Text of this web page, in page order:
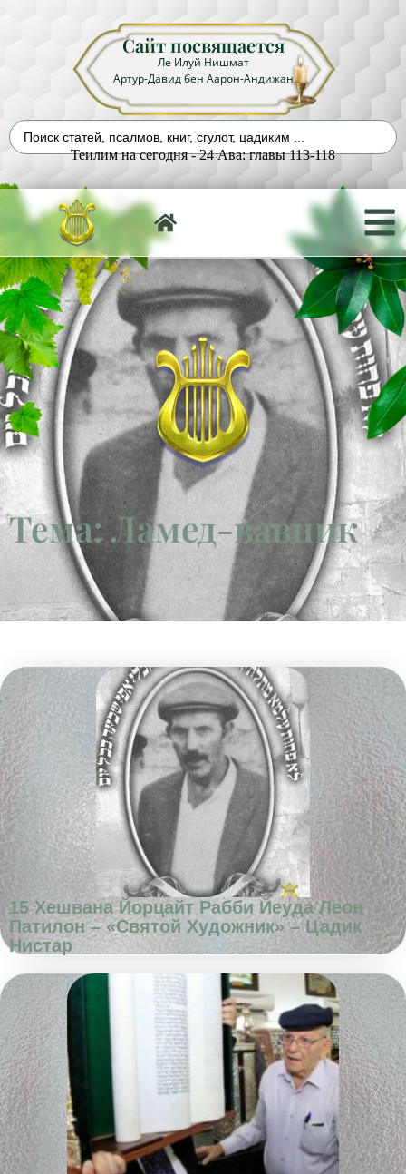
Сайт посвящается
Ле Илуй Нишмат
Артур-Давид бен Аарон-Андижан
Теилим на сегодня - 24 Ава: главы 113-118
Тема: Ламед-вавник
15 Хешвана Йорцайт Рабби Йеуда Леон
Патилон – «Святой Художник» – Цадик
Нистар